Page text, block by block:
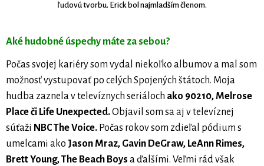
ľudovú tvorbu. Erick bol najmladším členom.
Aké hudobné úspechy máte za sebou?
Počas svojej kariéry som vydal niekoľko albumov a mal som
možnosť vystupovať po celých Spojených štátoch. Moja
hudba zaznela v televíznych seriáloch ako 90210, Melrose
Place či Life Unexpected.Objavil som sa aj v televíznej
súťaži NBC The Voice. Počas rokov som zdieľal pódium s
umelcami ako Jason Mraz, Gavin DeGraw, LeAnn Rimes,
Brett Young, The Beach Boys a ďalšími. Veľmi rád však